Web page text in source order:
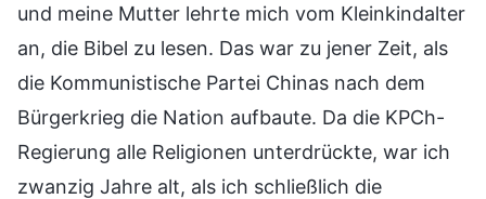
und meine Mutter lehrte mich vom Kleinkindalter
an, die Bibel zu lesen. Das war zu jener Zeit, als
die Kommunistische Partei Chinas nach dem
Bürgerkrieg die Nation aufbaute. Da die KPCh-
Regierung alle Religionen unterdrückte, war ich
zwanzig Jahre alt, als ich schließlich die